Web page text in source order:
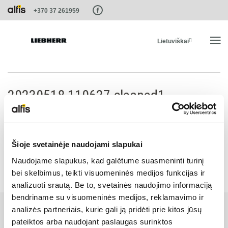
Šioje svetainėje naudojami slapukai
Naudojame slapukus, kad galėtume suasmeninti turinį
bei skelbimus, teikti visuomeninės medijos funkcijas ir
analizuoti srautą. Be to, svetainės naudojimo informaciją
bendriname su visuomeninės medijos, reklamavimo ir
analizės partneriais, kurie gali ją pridėti prie kitos jūsų
pateiktos arba naudojant paslaugas surinktos
Paste this code as high in the of the page as possible:
+370 37 261959
Lietuviškai
PASLAUGOS IR SPRENDIMAI
LIEBHERR SISTEMOS
LIEBHERR-SHOP
20230518 110627.cleaned1